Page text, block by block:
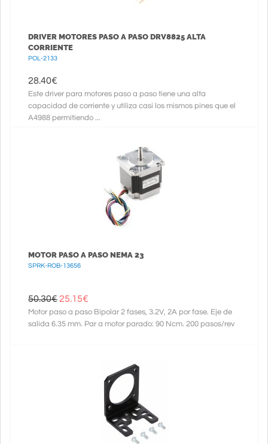
DRIVER MOTORES PASO A PASO DRV8825 ALTA
CORRIENTE
POL-2133
28.40€
Este driver para motores paso a paso tiene una alta
capacidad de corriente y utiliza casi los mismos pines que el
A4988 permitiendo ...
MOTOR PASO A PASO NEMA 23
SPRK-ROB-13656
50.30€ 25.15€
Motor paso a paso Bipolar 2 fases, 3.2V, 2A por fase. Eje de
salida 6.35 mm. Par a motor parado: 90 Ncm. 200 pasos/rev